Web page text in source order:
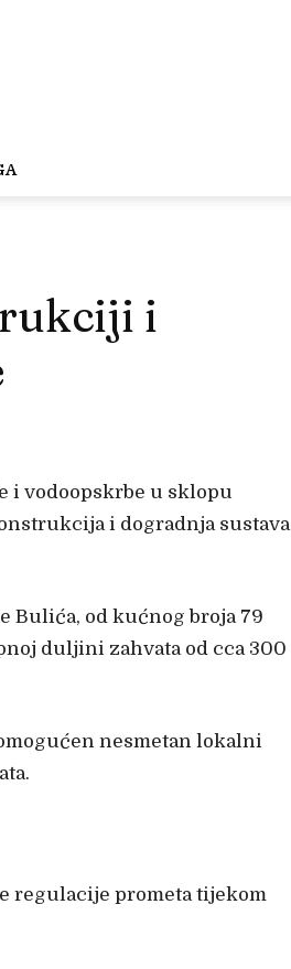
i
i vodoopskrbe u sklopu
i dogradnja sustava
Bulića, od kućnog broja 79
duljini zahvata od cca 300
nesmetan lokalni
regulacije prometa tijekom